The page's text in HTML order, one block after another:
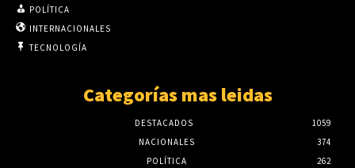
POLÍTICA
INTERNACIONALES
TECNOLOGÍA
Categorías mas leidas
DESTACADOS
1059
NACIONALES
374
POLÍTICA
262